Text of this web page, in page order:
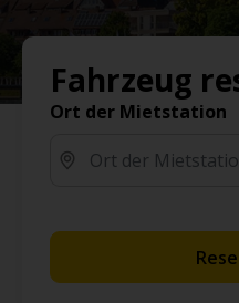
Fahrzeug
Ort der Mietstation